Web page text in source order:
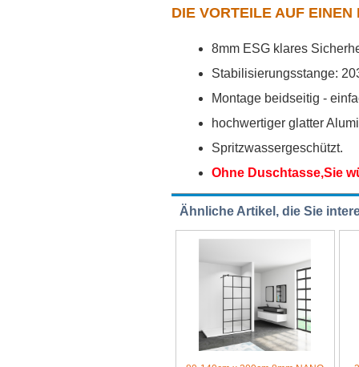
DIE VORTEILE AUF EINEN
8mm ESG klares
Stabilisierungsstange:
Montage beidseitig -
hochwertiger glatter
Spritzwassergeschützt.
Ohne Duschtasse,Sie
Ähnliche Artikel, die Sie